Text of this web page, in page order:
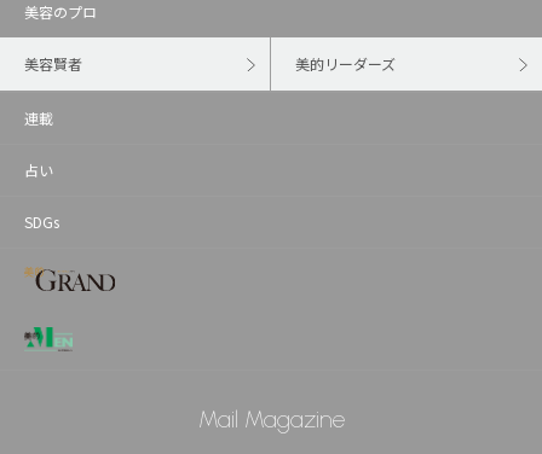
美容のプロ
美容賢者 美的リーダーズ
連載
占い
SDGs
Mail Magazine